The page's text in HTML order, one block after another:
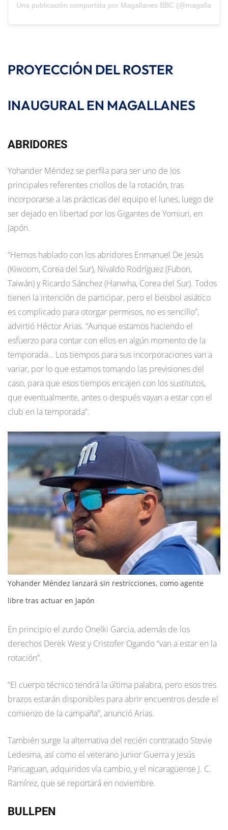
Una publicación compartida por Magallanes BBC
PROYECCIÓN DEL ROSTER
INAUGURAL EN MAGALLANES
ABRIDORES
Yohander Méndez se perfila para ser uno de los
principales referentes criollos de la rotación, tras
incorporarse a las prácticas del equipo el lunes, luego de
ser dejado en libertad por los Gigantes de Yomiuri, en
Japón.
“Hemos hablado con los abridores Enmanuel De Jesús
(Kiwoom, Corea del Sur), Nivaldo Rodríguez (Fubon,
Taiwán) y Ricardo Sánchez (Hanwha, Corea del Sur). Todos
tienen la intención de participar, pero el beisbol asiático
es complicado para otorgar permisos, no es sencillo”,
advirtió Héctor Arias. “Aunque estamos haciendo el
esfuerzo para contar con ellos en algún momento de la
temporada… Los tiempos para sus incorporaciones van a
variar, por lo que estamos tomando las previsiones del
caso, para que esos tiempos encajen con los sustitutos,
que eventualmente, antes o después vayan a estar con el
club en la temporada”.
Yohander Méndez lanzará sin restricciones, como agente
libre tras actuar en Japón
En principio el zurdo Onelki Garcia, además de los
derechos Derek West y Cristofer Ogando “van a estar en la
rotación”.
“El cuerpo técnico tendrá la última palabra, pero esos tres
brazos estarán disponibles para abrir encuentros desde el
comienzo de la campaña”, anunció Arias.
También surge la alternativa del recién contratado Stevie
Ledesma, así como el veterano Junior Guerra y Jesús
Paricaguan, adquiridos vía cambio, y el nicaragüense J. C.
Ramírez, que se reportará en noviembre.
BULLPEN